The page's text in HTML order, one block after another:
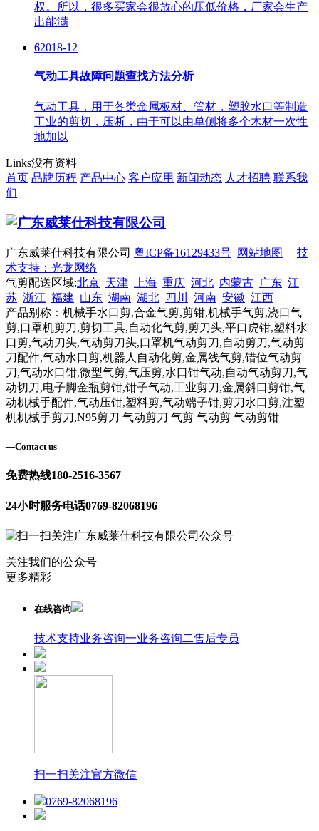
权。所以，很多买家会很放心的压低价格，厂家会生产
出能满
62018-12
气动工具故障问题查找方法分析
气动工具，用于各类金属板材、管材，塑胶水口等制造
工业的剪切，压断，由于可以由单侧将多个木材一次性
地加以
Links没有资料
首页 品牌历程 产品中心 客户应用 新闻动态 人才招聘 联系我
们
广东威莱仕科技有限公司 粤ICP备16129433号 网站地图
技
术支持：光龙网络
气剪配送区域:北京 天津 上海 重庆 河北 内蒙古 广东 江
苏 浙江 福建 山东 湖南 湖北 四川 河南 安徽 江西
产品别称：机械手水口剪,合金气剪,剪钳,机械手气剪,浇口气
剪,口罩机剪刀,剪切工具,自动化气剪,剪刀头,平口虎钳,塑料水
口剪,气动刀头,气动剪刀头,口罩机气动剪刀,自动剪刀,气动剪
刀配件,气动水口剪,机器人自动化剪,金属线气剪,错位气动剪
刀,气动水口钳,微型气剪,气压剪,水口钳气动,自动气动剪刀,气
动切刀,电子脚金瓶剪钳,钳子气动,工业剪刀,金属斜口剪钳,气
动机械手配件,气动压钳,塑料剪,气动端子钳,剪刀水口剪,注塑
机机械手剪刀,N95剪刀 气动剪刀 气剪 气动剪 气动剪钳
—Contact us
免费热线180-2516-3567
24小时服务电话0769-82068196
关注我们的公众号
更多精彩
在线咨询
技术支持业务咨询一业务咨询二售后专员
扫一扫关注官方微信
0769-82068196